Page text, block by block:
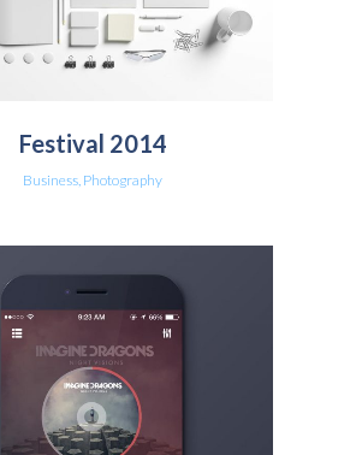
Festival 2014
Business, Photography